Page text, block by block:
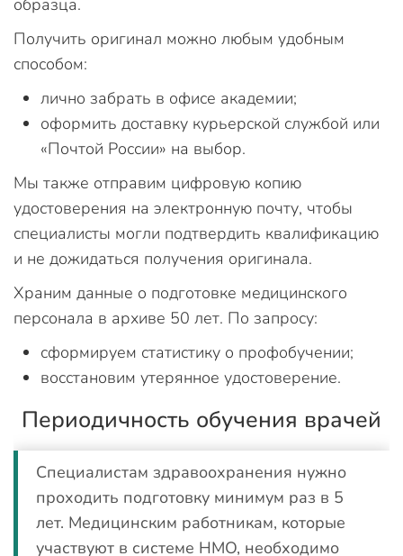
Получить оригинал можно любым удобным
способом:
лично забрать в офисе академии;
оформить доставку курьерской службой или
«Почтой России» на выбор.
Мы также отправим цифровую копию
удостоверения на электронную почту, чтобы
специалисты могли подтвердить квалификацию
и не дожидаться получения оригинала.
Храним данные о подготовке медицинского
персонала в архиве 50 лет. По запросу:
сформируем статистику о профобучении;
восстановим утерянное удостоверение.
Периодичность обучения врачей
Специалистам здравоохранения нужно
проходить подготовку минимум раз в 5
лет. Медицинским работникам, которые
участвуют в системе НМО, необходимо